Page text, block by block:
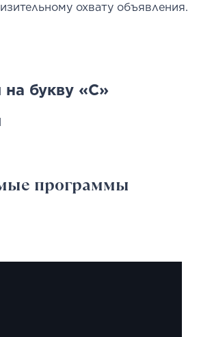
охвату объявления.
букву «C»
программы